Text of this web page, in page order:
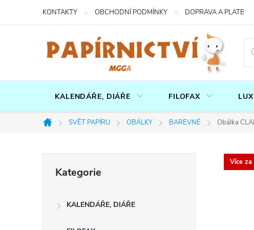
KONTAKTY OBCHODNÍ PODMÍNKY DOPRAVA A PLATBA
KALENDÁŘE, DIÁŘE FILOFAX
Domů
SVĚT PAPÍRU OBÁLKY BAREVNÉ Obálka
kategorie
Kategorie
KALENDÁŘE, DIÁŘE
Více za